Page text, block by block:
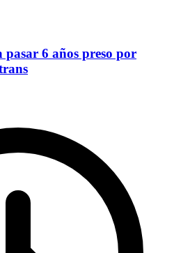
6 años preso por